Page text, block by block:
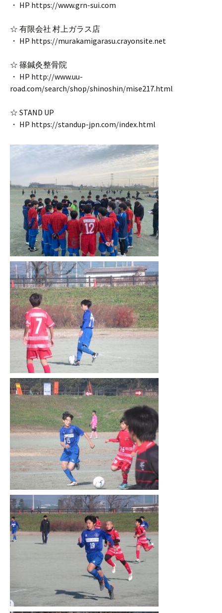
・ HP https://www.grn-sui.com
☆ 有限会社 村上ガラス店
・ HP https://murakamigarasu.crayonsite.net
☆ 篠鍼灸整骨院
・ HP http://www.uu-
road.com/search/shop/shinoshin/mise217.html
☆ STAND UP
・ HP https://standup-jpn.com/index.html